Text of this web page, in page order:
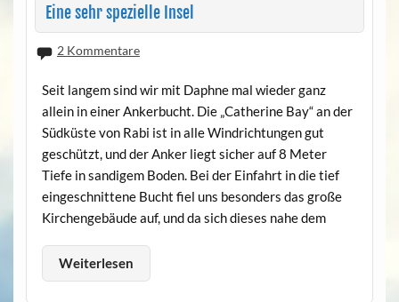
Eine sehr spezielle Insel
2 Kommentare
Seit langem sind wir mit Daphne mal wieder ganz
allein in einer Ankerbucht. Die „Catherine Bay“ an der
Südküste von Rabi ist in alle Windrichtungen gut
geschützt, und der Anker liegt sicher auf 8 Meter
Tiefe in sandigem Boden. Bei der Einfahrt in die tief
eingeschnittene Bucht fiel uns besonders das große
Kirchengebäude auf, und da sich dieses nahe dem
Weiterlesen